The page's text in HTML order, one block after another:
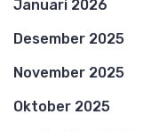
Januari 2026
Desember 2025
November 2025
Oktober 2025